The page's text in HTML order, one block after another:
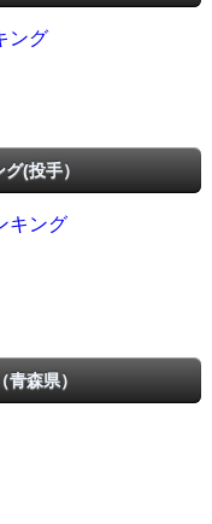
ング
(投手）
キング
森県）